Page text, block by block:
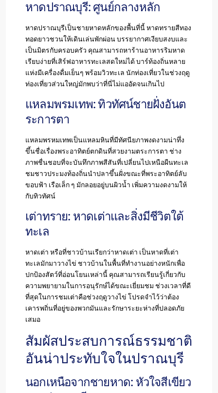
หาดปราณบุรี: ศูนย์กลางหลัก
หาดปราณบุรีเป็นชายหาดหลักของพื้นที่นี้ หาดทรายสีทอง
ทอดยาวชวนให้เดินเล่นพักผ่อน บรรยากาศเงียบสงบและ
เป็นมิตรกับครอบครัว คุณสามารถหาร้านอาหารริมหาด
เรียบง่ายที่เสิร์ฟอาหารทะเลสดใหม่ได้ บาร์ท้องถิ่นหลาย
แห่งมีเครื่องดื่มเย็นๆ พร้อมวิวทะเล นักท่องเที่ยวในช่วงฤดู
ท่องเที่ยวส่วนใหญ่มักพบว่าที่นี่ไม่แออัดจนเกินไป
แหลมพรมเทพ: ทิวทัศน์ชายฝั่งอันต
ระการตา
แหลมพรหมเทพเป็นแหลมหินที่มีทัศนียภาพงดงามน่าทึ่ง
ขึ้นชื่อเรื่องพระอาทิตย์ตกดินที่สวยงามตระการตา ช่าง
ภาพชื่นชอบที่จะบันทึกภาพสีสันที่เปลี่ยนไปเหนือผืนทะเล
ชมชาวประมงท้องถิ่นนำปลาขึ้นฝั่งขณะที่พระอาทิตย์ลับ
ขอบฟ้า เรือเล็ก ๆ มักลอยอยู่บนผิวน้ำ เพิ่มความงดงามให้
กับทิวทัศน์
เต่าทราย: หาดเต่าและสิ่งมีชีวิตใต้
ทะเล
หาดเต่า หรือที่ชาวบ้านเรียกว่าหาดเต่า เป็นหาดที่เต่า
ทะเลมักมาวางไข่ ชาวบ้านในพื้นที่ทำงานอย่างหนักเพื่อ
ปกป้องสัตว์ที่อ่อนโยนเหล่านี้ คุณสามารถเรียนรู้เกี่ยวกับ
ความพยายามในการอนุรักษ์ได้ขณะเยี่ยมชม ช่วงเวลาที่ดี
ที่สุดในการชมเต่าคือช่วงฤดูวางไข่ โปรดจำไว้ว่าต้อง
เคารพถิ่นที่อยู่ของพวกมันและรักษาระยะห่างที่ปลอดภัย
เสมอ
สัมผัสประสบการณ์ธรรมชาติ
อันน่าประทับใจในปราณบุรี
นอกเหนือจากชายหาด: หัวใจสีเขียว